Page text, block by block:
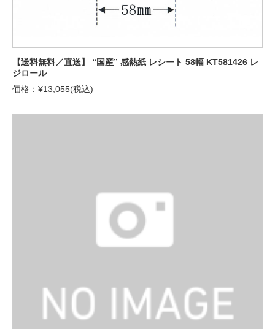
【送料無料／直送】 “国産” 感熱紙 レシート 58幅 KT581426 レ
ジロール
価格：¥13,055(税込)